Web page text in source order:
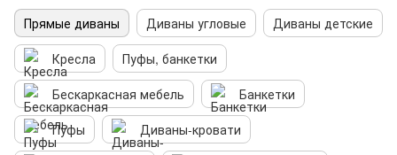
Прямые диваны Диваны угловые
Диваны детские
Кресла
Пуфы, банкетки
Бескаркасная мебель
Банкетки
Пуфы
Диваны-кровати